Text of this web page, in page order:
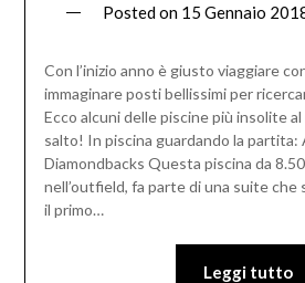
Posted on 15 Gennaio
Con l’inizio anno è giusto viaggiare
immaginare posti bellissimi per
Ecco alcuni delle piscine più insolite al
salto! In piscina guardando la partita:
Diamondbacks Questa piscina da
nell’outfield, fa parte di una suite che
il primo…
Leggi tutto